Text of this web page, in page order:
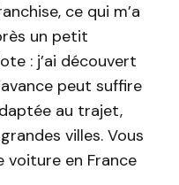
ce qui m’a
un petit
: j’ai découvert
peut suffire
au trajet,
villes. Vous
voiture en France